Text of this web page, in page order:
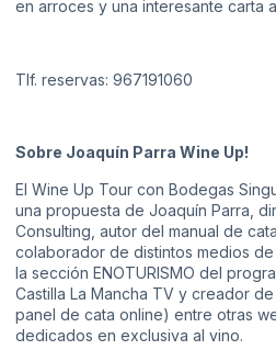
en arroces y una interesante carta
Tlf. reservas: 967191060
Sobre Joaquín Parra Wine Up!
El Wine Up Tour con Bodegas
una propuesta de Joaquín Parra,
Consulting, autor del manual de
colaborador de distintos medios
la sección ENOTURISMO del
Castilla La Mancha TV y creador de
panel de cata online) entre otras
dedicados en exclusiva al vino.